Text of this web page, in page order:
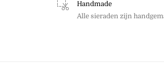
Handmade
Alle sieraden zijn